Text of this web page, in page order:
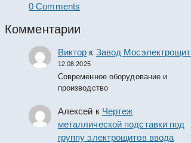
0 Comments
Комментарии
Виктор к Завод Мосэлектрощит
12.08.2025
Современное оборудование и
производство
Алексей к Чертеж
металлической подставки под
группу электрощитов ввода